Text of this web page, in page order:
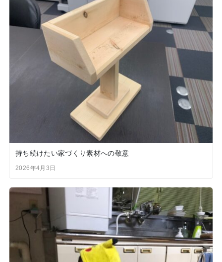
持ち続けたい家づくり素材への敬意
2026年4月3日